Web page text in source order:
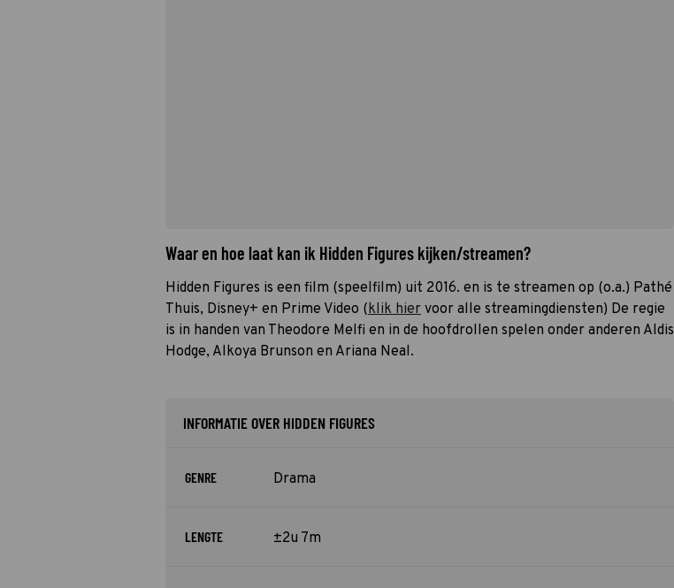
Waar en hoe laat kan ik Hidden Figures kijken/streamen?
Hidden Figures is een film (speelfilm) uit 2016. en is te streamen op (o.a.) Pathé
Thuis, Disney+ en Prime Video (klik hier voor alle streamingdiensten) De regie
is in handen van Theodore Melfi en in de hoofdrollen spelen onder anderen Aldis
Hodge, Alkoya Brunson en Ariana Neal.
INFORMATIE OVER HIDDEN FIGURES
GENRE Drama
LENGTE ±2u 7m